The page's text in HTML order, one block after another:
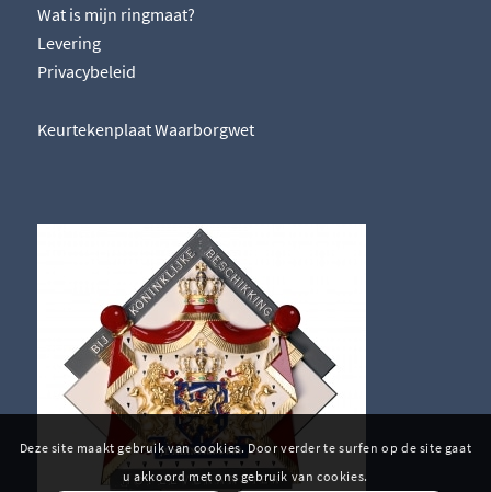
Wat is mijn ringmaat?
Levering
Privacybeleid
Keurtekenplaat Waarborgwet
Deze site maakt gebruik van cookies. Door verder te surfen op de site gaat
u akkoord met ons gebruik van cookies.